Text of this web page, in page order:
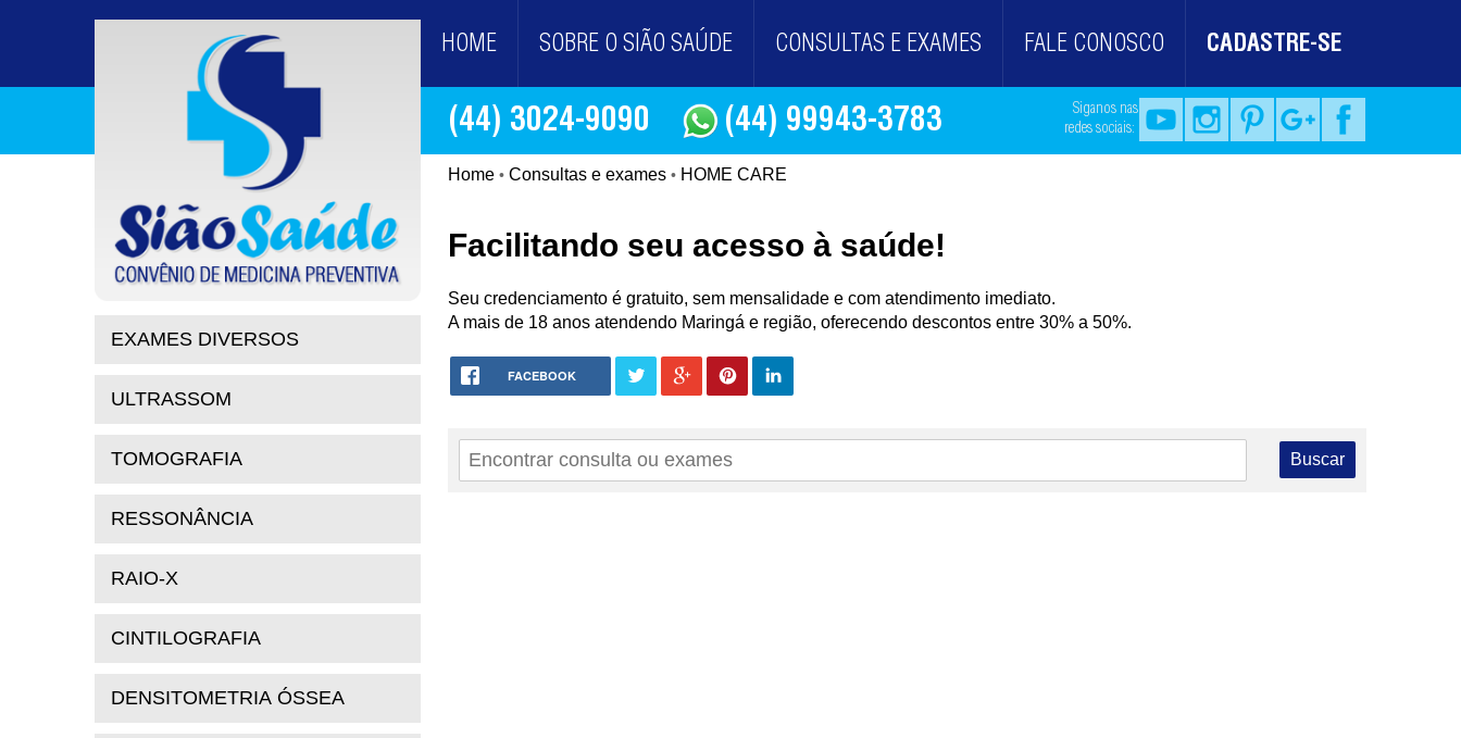
HOME SOBRE O SIÃO SAÚDE CONSULTAS E EXAMES FALE CONOSCO CADASTRE-SE
(44) 3024-9090 (44) 99943-3783
Siganos nas
redes sociais:
Home • Consultas e exames • HOME CARE
EXAMES DIVERSOS
ULTRASSOM
TOMOGRAFIA
RESSONÂNCIA
RAIO-X
CINTILOGRAFIA
DENSITOMETRIA ÓSSEA
Facilitando seu acesso à saúde!
Seu credenciamento é gratuito, sem mensalidade e com atendimento imediato.
A mais de 18 anos atendendo Maringá e região, oferecendo descontos entre 30% a 50%.
FACEBOOK